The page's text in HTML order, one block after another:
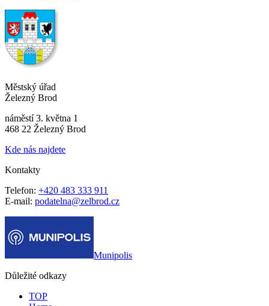
Městský úřad
Železný Brod
náměstí 3. května 1
468 22 Železný Brod
Kde nás najdete
Kontakty
Telefon: +420 483 333 911
E-mail: podatelna@zelbrod.cz
Munipolis
Důležité odkazy
TOP